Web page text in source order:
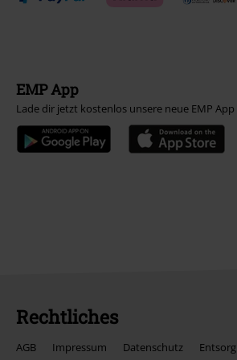
EMP App
Lade dir jetzt kostenlos unsere neue EMP
Rechtliches
AGB Impressum Datenschutz